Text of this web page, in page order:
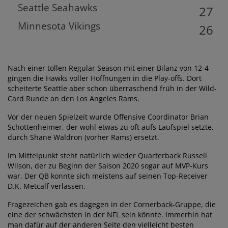
Seattle Seahawks
Minnesota Vikings
27
26
Nach einer tollen Regular Season mit einer Bilanz von 12-4
gingen die Hawks voller Hoffnungen in die Play-offs. Dort
scheiterte Seattle aber schon überraschend früh in der Wild-
Card Runde an den Los Angeles Rams.
Vor der neuen Spielzeit wurde Offensive Coordinator Brian
Schottenheimer, der wohl etwas zu oft aufs Laufspiel setzte,
durch Shane Waldron (vorher Rams) ersetzt.
Im Mittelpunkt steht natürlich wieder Quarterback Russell
Wilson, der zu Beginn der Saison 2020 sogar auf MVP-Kurs
war. Der QB konnte sich meistens auf seinen Top-Receiver
D.K. Metcalf verlassen.
Fragezeichen gab es dagegen in der Cornerback-Gruppe, die
eine der schwächsten in der NFL sein könnte. Immerhin hat
man dafür auf der anderen Seite den vielleicht besten